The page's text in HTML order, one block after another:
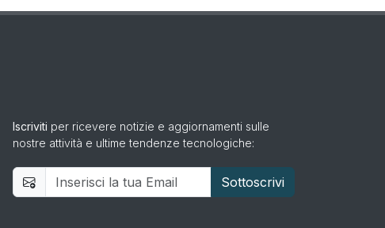
Iscriviti per ricevere notizie e aggiornamenti sulle
nostre attività e ultime tendenze tecnologiche: